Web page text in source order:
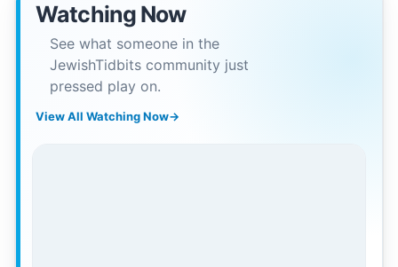
Watching Now
See what someone in the
JewishTidbits community just
pressed play on.
View All Watching Now→